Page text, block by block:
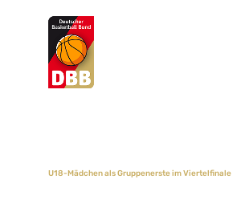
Suchvorschläge
U18-Mädchen als Gruppenerste im Viertelfinale